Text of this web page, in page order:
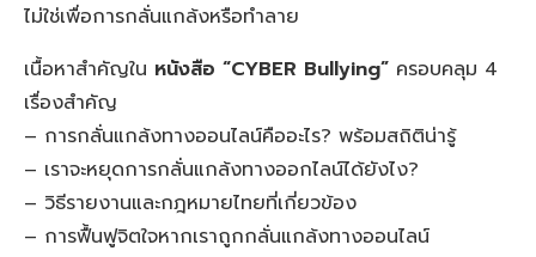
ไม่ใช่เพื่อการกลั่นแกล้งหรือทำลาย
เนื้อหาสำคัญใน หนังสือ “CYBER Bullying” ครอบคลุม 4
เรื่องสำคัญ
– การกลั่นแกล้งทางออนไลน์คืออะไร? พร้อมสถิติน่ารู้
– เราจะหยุดการกลั่นแกล้งทางออกไลน์ได้ยังไง?
– วิธีรายงานและกฎหมายไทยที่เกี่ยวข้อง
– การฟื้นฟูจิตใจหากเราถูกกลั่นแกล้งทางออนไลน์